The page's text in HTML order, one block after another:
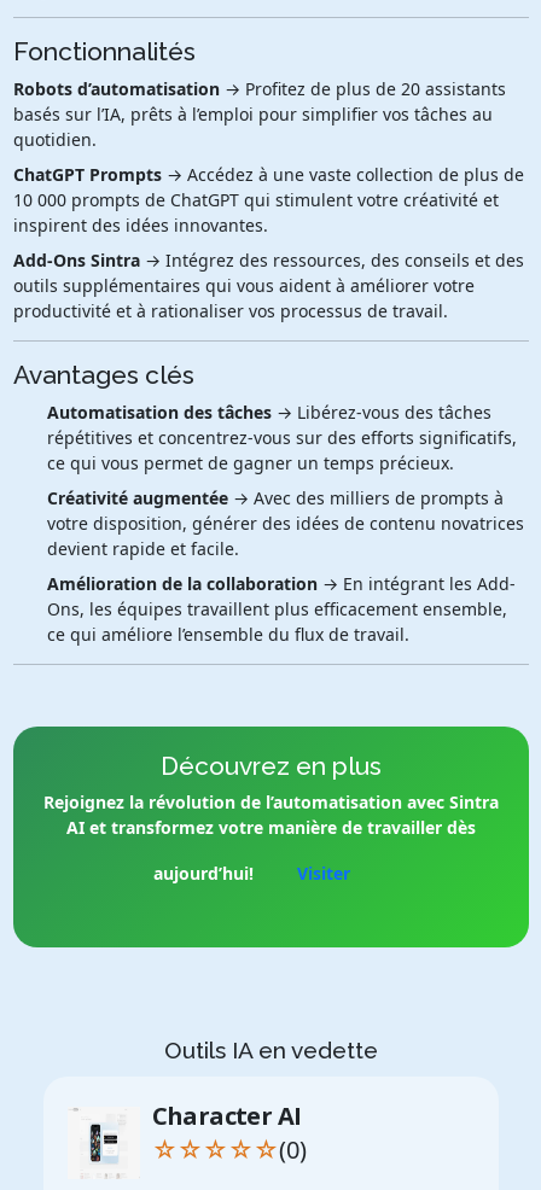
Fonctionnalités
Robots d’automatisation→ Profitez de plus de 20 assistants
basés sur l’IA, prêts à l’emploi pour simplifier vos tâches au
quotidien.
ChatGPT Prompts→ Accédez à une vaste collection de plus de
10 000 prompts de ChatGPT qui stimulent votre créativité et
inspirent des idées innovantes.
Add-Ons Sintra→ Intégrez des ressources, des conseils et des
outils supplémentaires qui vous aident à améliorer votre
productivité et à rationaliser vos processus de travail.
Avantages clés
Automatisation des tâches→ Libérez-vous des tâches
répétitives et concentrez-vous sur des efforts significatifs,
ce qui vous permet de gagner un temps précieux.
Créativité augmentée→ Avec des milliers de prompts à
votre disposition, générer des idées de contenu novatrices
devient rapide et facile.
Amélioration de la collaboration→ En intégrant les Add-
Ons, les équipes travaillent plus efficacement ensemble,
ce qui améliore l’ensemble du flux de travail.
Découvrez en plus
Rejoignez la révolution de l’automatisation avec Sintra
AI et transformez votre manière de travailler dès
aujourd’hui!
Visiter
Outils IA en vedette
Character AI
☆☆☆☆☆(0)